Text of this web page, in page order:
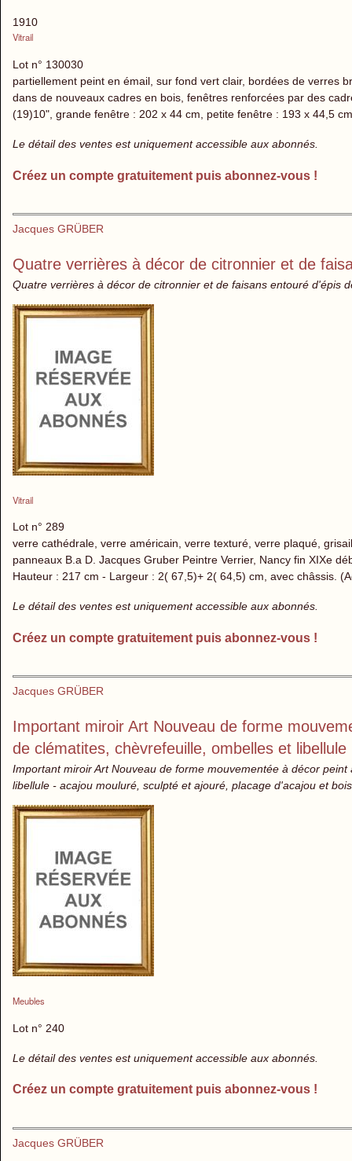
1910
Vitrail
Lot n° 130030
partiellement peint en émail, sur fond vert clair, bordées de verres
dans de nouveaux cadres en bois, fenêtres renforcées par des
(19)10", grande fenêtre : 202 x 44 cm, petite fenêtre : 193 x 44,5
Le détail des ventes est uniquement accessible aux abonnés.
Créez un compte gratuitement puis abonnez-vous !
Jacques GRÜBER
Quatre verrières à décor de citronnier et de
Quatre verrières à décor de citronnier et de faisans entouré d'épis
Vitrail
Lot n° 289
verre cathédrale, verre américain, verre texturé, verre plaqué,
panneaux B.a D. Jacques Gruber Peintre Verrier, Nancy fin XIXe
Hauteur : 217 cm - Largeur : 2( 67,5)+ 2( 64,5) cm, avec châssis.
Le détail des ventes est uniquement accessible aux abonnés.
Créez un compte gratuitement puis abonnez-vous !
Jacques GRÜBER
Important miroir Art Nouveau de forme
de clématites, chèvrefeuille, ombelles et libellule
Important miroir Art Nouveau de forme mouvementée à décor
libellule - acajou mouluré, sculpté et ajouré, placage d'acajou et
Meubles
Lot n° 240
Le détail des ventes est uniquement accessible aux abonnés.
Créez un compte gratuitement puis abonnez-vous !
Jacques GRÜBER